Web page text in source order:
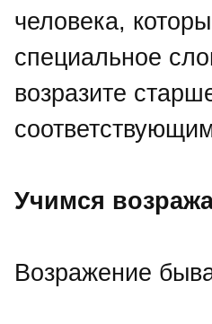
человека,
специальное
возразите
Учимся
Возражение